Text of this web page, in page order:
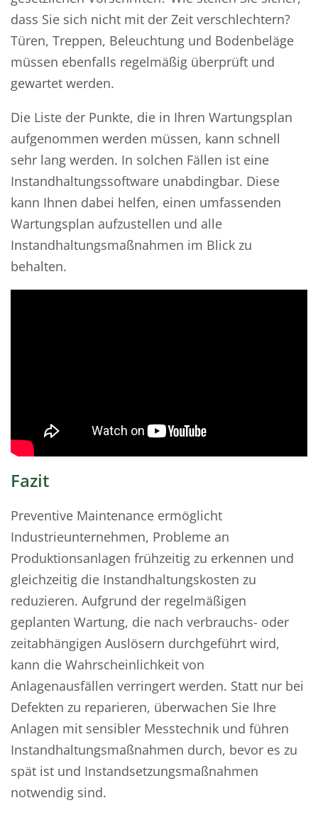
dass Sie sich nicht mit der Zeit verschlechtern?
Türen, Treppen, Beleuchtung und Bodenbeläge
müssen ebenfalls regelmäßig überprüft und
gewartet werden.
Die Liste der Punkte, die in Ihren Wartungsplan
aufgenommen werden müssen, kann schnell
sehr lang werden. In solchen Fällen ist eine
Instandhaltungssoftware unabdingbar. Diese
kann Ihnen dabei helfen, einen umfassenden
Wartungsplan aufzustellen und alle
Instandhaltungsmaßnahmen im Blick zu
behalten.
Fazit
Preventive Maintenance ermöglicht
Industrieunternehmen, Probleme an
Produktionsanlagen frühzeitig zu erkennen und
gleichzeitig die Instandhaltungskosten zu
reduzieren. Aufgrund der regelmäßigen
geplanten Wartung, die nach verbrauchs- oder
zeitabhängigen Auslösern durchgeführt wird,
kann die Wahrscheinlichkeit von
Anlagenausfällen verringert werden. Statt nur bei
Defekten zu reparieren, überwachen Sie Ihre
Anlagen mit sensibler Messtechnik und führen
Instandhaltungsmaßnahmen durch, bevor es zu
spät ist und Instandsetzungsmaßnahmen
notwendig sind.